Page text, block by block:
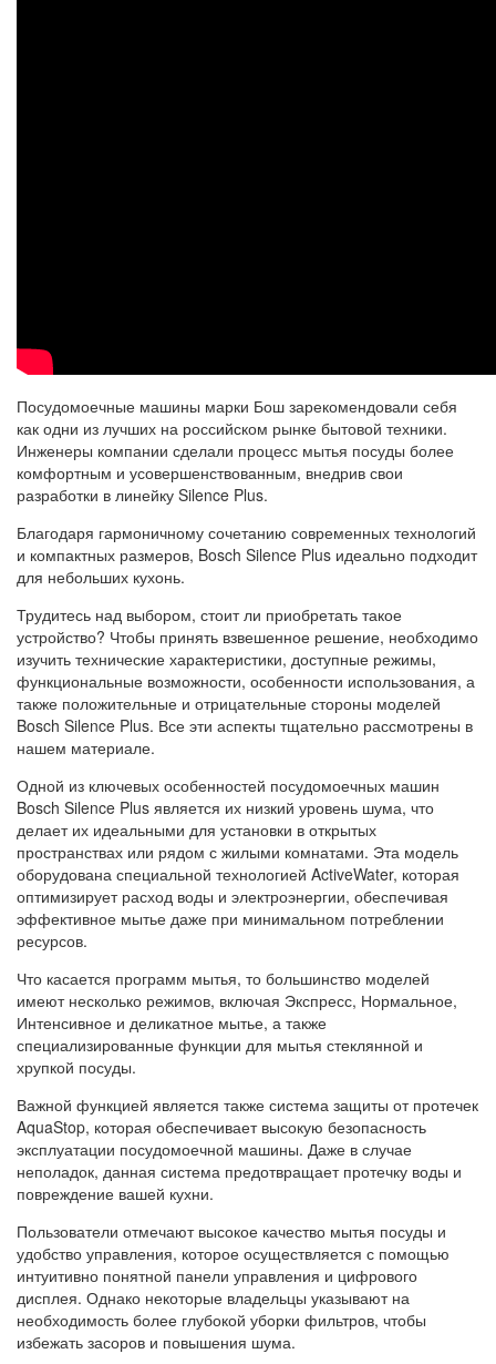
Посудомоечные машины марки Бош зарекомендовали себя
как одни из лучших на российском рынке бытовой техники.
Инженеры компании сделали процесс мытья посуды более
комфортным и усовершенствованным, внедрив свои
разработки в линейку Silence Plus.
Благодаря гармоничному сочетанию современных технологий
и компактных размеров, Bosch Silence Plus идеально подходит
для небольших кухонь.
Трудитесь над выбором, стоит ли приобретать такое
устройство? Чтобы принять взвешенное решение, необходимо
изучить технические характеристики, доступные режимы,
функциональные возможности, особенности использования, а
также положительные и отрицательные стороны моделей
Bosch Silence Plus. Все эти аспекты тщательно рассмотрены в
нашем материале.
Одной из ключевых особенностей посудомоечных машин
Bosch Silence Plus является их низкий уровень шума, что
делает их идеальными для установки в открытых
пространствах или рядом с жилыми комнатами. Эта модель
оборудована специальной технологией ActiveWater, которая
оптимизирует расход воды и электроэнергии, обеспечивая
эффективное мытье даже при минимальном потреблении
ресурсов.
Что касается программ мытья, то большинство моделей
имеют несколько режимов, включая Экспресс, Нормальное,
Интенсивное и деликатное мытье, а также
специализированные функции для мытья стеклянной и
хрупкой посуды.
Важной функцией является также система защиты от протечек
AquaStop, которая обеспечивает высокую безопасность
эксплуатации посудомоечной машины. Даже в случае
неполадок, данная система предотвращает протечку воды и
повреждение вашей кухни.
Пользователи отмечают высокое качество мытья посуды и
удобство управления, которое осуществляется с помощью
интуитивно понятной панели управления и цифрового
дисплея. Однако некоторые владельцы указывают на
необходимость более глубокой уборки фильтров, чтобы
избежать засоров и повышения шума.